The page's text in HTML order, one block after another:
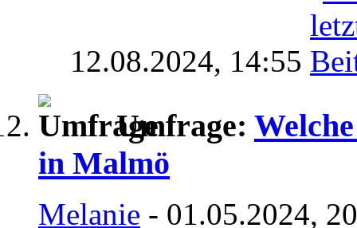
12.08.2024, 14:55
Umfrage:
in Malmö
Melanie - 01.05.2024,